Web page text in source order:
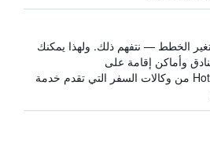
الخطط — نتفهم ذلك. ولهذا يمكنك
وأماكن إقامة على
HotelsCombined من وكالات السفر التي تقدم خدمة